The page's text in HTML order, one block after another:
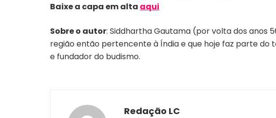
Baixe a capa em alta aqui
Sobre o autor: Siddhartha Gautama (por volta dos anos
região então pertencente à Índia e que hoje faz parte do
e fundador do budismo.
Redação LC